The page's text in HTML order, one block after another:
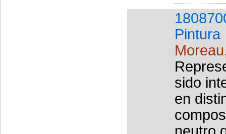
Pintura
sido
en